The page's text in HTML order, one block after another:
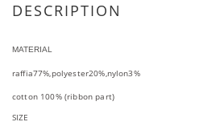
DESCRIPTION
MATERIAL
raffia77%,polyester20%,nylon3%
cotton 100% (ribbon part)
SIZE